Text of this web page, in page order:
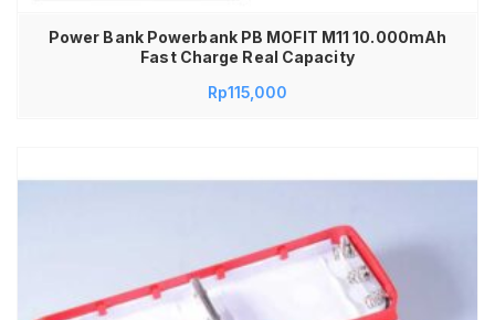
Power Bank Powerbank PB MOFIT M11 10.000mAh
Fast Charge Real Capacity
Rp115,000